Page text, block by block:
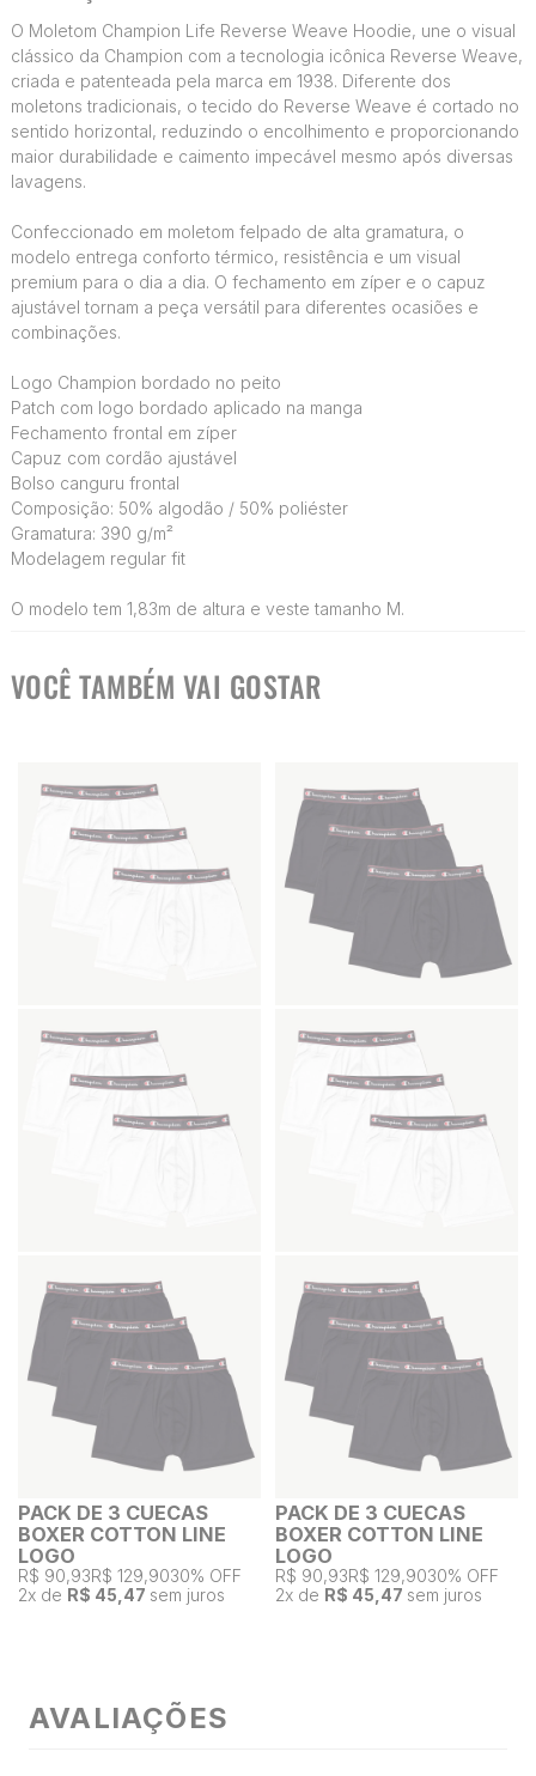
O Moletom Champion Life Reverse Weave Hoodie, une o visual
clássico da Champion com a tecnologia icônica Reverse Weave,
criada e patenteada pela marca em 1938. Diferente dos
moletons tradicionais, o tecido do Reverse Weave é cortado no
sentido horizontal, reduzindo o encolhimento e proporcionando
maior durabilidade e caimento impecável mesmo após diversas
lavagens.
Confeccionado em moletom felpado de alta gramatura, o
modelo entrega conforto térmico, resistência e um visual
premium para o dia a dia. O fechamento em zíper e o capuz
ajustável tornam a peça versátil para diferentes ocasiões e
combinações.
Logo Champion bordado no peito
Patch com logo bordado aplicado na manga
Fechamento frontal em zíper
Capuz com cordão ajustável
Bolso canguru frontal
Composição: 50% algodão / 50% poliéster
Gramatura: 390 g/m²
Modelagem regular fit
O modelo tem 1,83m de altura e veste tamanho M.
VOCÊ TAMBÉM VAI GOSTAR
PACK DE 3 CUECAS
BOXER COTTON LINE
LOGO
R$ 90,93R$ 129,9030% OFF
2x de R$ 45,47 sem juros
PACK DE 3 CUECAS
BOXER COTTON LINE
LOGO
R$ 90,93R$ 129,9030% OFF
2x de R$ 45,47 sem juros
AVALIAÇÕES